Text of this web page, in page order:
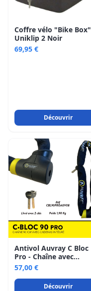
Assembly
Coffre vélo "Bike Box"
Uniklip 2 Noir
69,95 €
Découvrir
Antivol Auvray C Bloc
Pro - Chaîne avec
cadenas intégré
57,00 €
Découvrir